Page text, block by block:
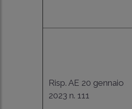
Risp. AE 20 gennaio
2023 n. 111